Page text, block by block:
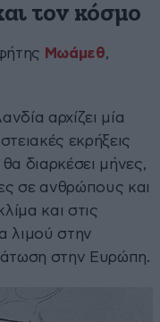
τον κόσμο
Μωάμεθ,
αρχίζει μία
εκρήξεις
διαρκέσει μήνες,
σε ανθρώπους και
και στις
λιμού στην
στην Ευρώπη.